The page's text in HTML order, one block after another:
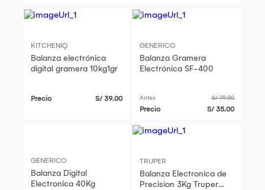
KITCHENIQ
Balanza electrónica
digital gramera 10kg1gr
Precio S/ 39.00
GENERICO
Balanza Gramera
Electrónica SF-400
Antes S/ 79.00
Precio S/ 35.00
GENERICO
Balanza Digital
Electronica 40Kg
TRUPER
Balanza Electronica de
Precision 3Kg Truper